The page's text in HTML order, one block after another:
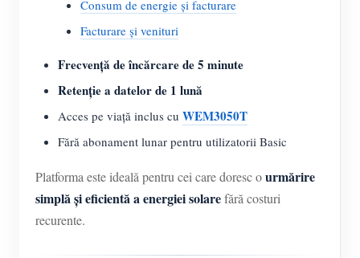
Consum de energie și facturare
Facturare și venituri
Frecvență de încărcare de 5 minute
Retenție a datelor de 1 lună
Acces pe viață inclus cu WEM3050T
Fără abonament lunar pentru utilizatorii Basic
Platforma este ideală pentru cei care doresc ourmărire
simplă și eficientă a energiei solarefără costuri
recurente.